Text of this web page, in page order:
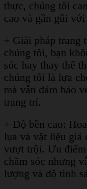
thực, chúng tôi
cao và gần gũi
+ Giải pháp trang
chúng tôi, bạn
sóc hay thay thế
chúng tôi là lựa
mà vẫn đảm bảo
trang trí.
+ Độ bền cao:
lụa và vật liệu giả
vượt trội. Ưu
chăm sóc nhưng
lượng và độ tinh